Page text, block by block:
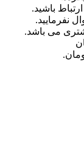
باشید.
نفرمایید.
می باشد.
تومان